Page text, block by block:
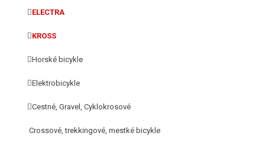
ELECTRA
KROSS
Horské bicykle
Elektrobicykle
Cestné, Gravel, Cyklokrosové
Crossové, trekkingové, mestké bicykle